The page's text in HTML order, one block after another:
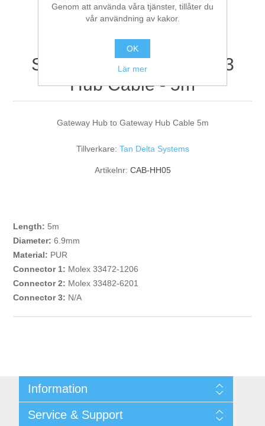
SENSE3 Hub to SENSE3
Hub Cable - 5m
Gateway Hub to Gateway Hub Cable 5m
Tillverkare: Tan Delta Systems
Artikelnr: CAB-HH05
Length: 5m
Diameter: 6.9mm
Material: PUR
Connector 1: Molex 33472-1206
Connector 2: Molex 33482-6201
Connector 3: N/A
Information
Integritetspolicy
Service & Support
Genom att använda våra tjänster, tillåter du
vår användning av kakor.
OK
Lär mer